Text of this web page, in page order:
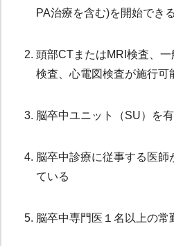
PA治療を含む)を開始できる
2. 頭部CTまたはMRI検査、
検査、心電図検査が施行可
3. 脳卒中ユニット（SU）を有
4. 脳卒中診療に従事する医
ている
5. 脳卒中専門医１名以上の常